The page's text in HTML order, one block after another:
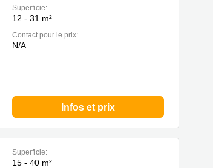
Superficie:
12 - 31 m²
Contact pour le prix:
N/A
Infos et prix
Superficie:
15 - 40 m²